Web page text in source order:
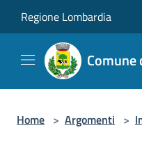
Regione Lombardia
Comune
Home > Argomenti >